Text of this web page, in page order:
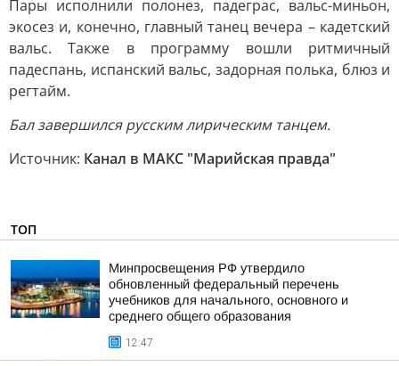
Пары исполнили полонез, падеграс, вальс-миньон,
экосез и, конечно, главный танец вечера – кадетский
вальс. Также в программу вошли ритмичный
падеспань, испанский вальс, задорная полька, блюз и
регтайм.
Бал завершился русским лирическим танцем.
Источник: Канал в МАКС "Марийская правда"
ТОП
Минпросвещения РФ утвердило
обновленный федеральный перечень
учебников для начального, основного и
среднего общего образования
12:47